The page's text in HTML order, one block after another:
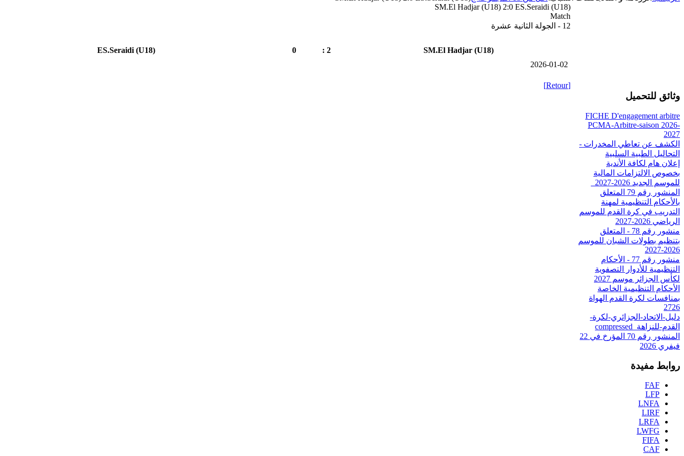
SM.El Hadjar (U18) 2:0 ES.Seraidi (U18)
Match
12 - الجولة الثانية عشرة
SM.El Hadjar (U18)
2 :
0
ES.Seraidi (U18)
2026-01-02
[Retour]
وثائق للتحميل
FICHE D'engagement arbitre
PCMA-Arbitre-saison 2026-
2027
الكشف عن تعاطي المخدرات -
التحاليل الطبية السلبية
إعلان هام لكافة الأندية
بخصوص الالتزامات المالية
للموسم الجديد 2026-2027_
المنشور رقم 79 المتعلق
بالأحكام التنظيمية لمهنة
التدريب في كرة القدم للموسم
الرياضي 2026-2027
منشور رقم 78 - المتعلق
بتنظيم بطولات الشبان للموسم
2026-2027
منشور رقم 77 - الأحكام
التنظيمية للأدوار التصفوية
لكأس الجزائر موسم 2027
الأحكام التنظيمية الخاصة
بمنافسات لكرة القدم الهواة
2726
دليل-الاتحاد-الجزائري-لكرة-
القدم-للنزاهة_compressed
المنشور رقم 70 المؤرخ في 22
فيفري 2026
روابط مفيدة
FAF
LFP
LNFA
LIRF
LRFA
LWFG
FIFA
CAF